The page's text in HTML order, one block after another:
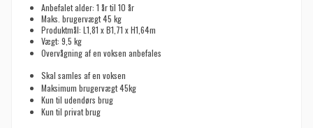
Anbefalet alder: 1 år til 10 år
Maks. brugervægt 45 kg
Produktmål: L1,81 x B1,71 x H1,64m
Vægt: 9,5 kg
Overvågning af en voksen anbefales
Skal samles af en voksen
Maksimum brugervægt 45kg
Kun til udendørs brug
Kun til privat brug